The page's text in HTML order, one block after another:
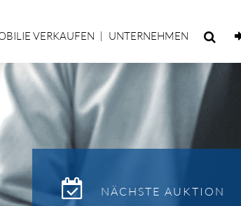
VERKAUFEN UNTERNEHMEN
NÄCHSTE AUKTION